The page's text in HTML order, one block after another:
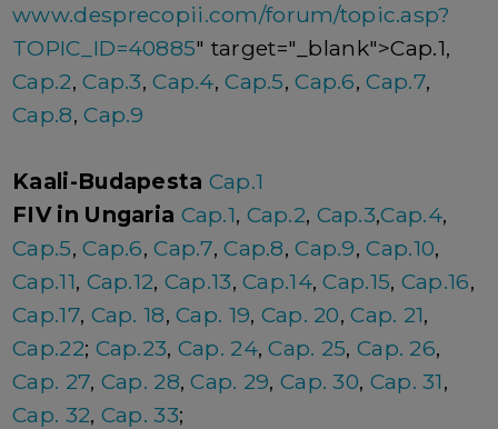
www.desprecopii.com/forum/topic.asp?
TOPIC_ID=40885" target="_blank">Cap.1,
Cap.2,Cap.3,Cap.4,Cap.5,Cap.6,Cap.7,
Cap.8,Cap.9
Kaali-Budapesta Cap.1
FIV in Ungaria Cap.1, Cap.2, Cap.3,Cap.4,
Cap.5,Cap.6,Cap.7,Cap.8,Cap.9,Cap.10,
Cap.11, Cap.12, Cap.13,Cap.14,Cap.15, Cap.16,
Cap.17, Cap. 18,Cap. 19, Cap. 20,Cap. 21,
Cap.22; Cap.23, Cap. 24,Cap. 25,Cap. 26,
Cap. 27, Cap. 28,Cap. 29,Cap. 30, Cap. 31,
Cap. 32, Cap. 33;